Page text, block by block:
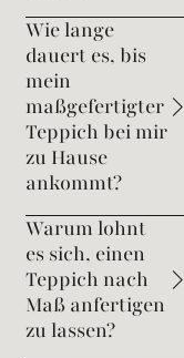
Wie lange
dauert es, bis
mein
maßgefertigter
Teppich bei mir
zu Hause
ankommt?
Warum lohnt
es sich, einen
Teppich nach
Maß anfertigen
zu lassen?